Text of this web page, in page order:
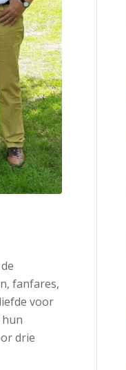
fanfares,
voor
drie